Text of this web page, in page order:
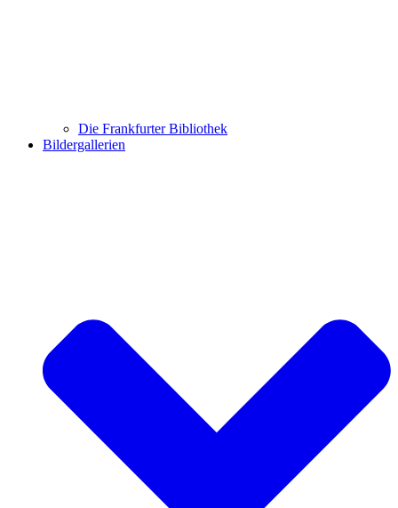
Die Frankfurter Bibliothek
Bildergallerien